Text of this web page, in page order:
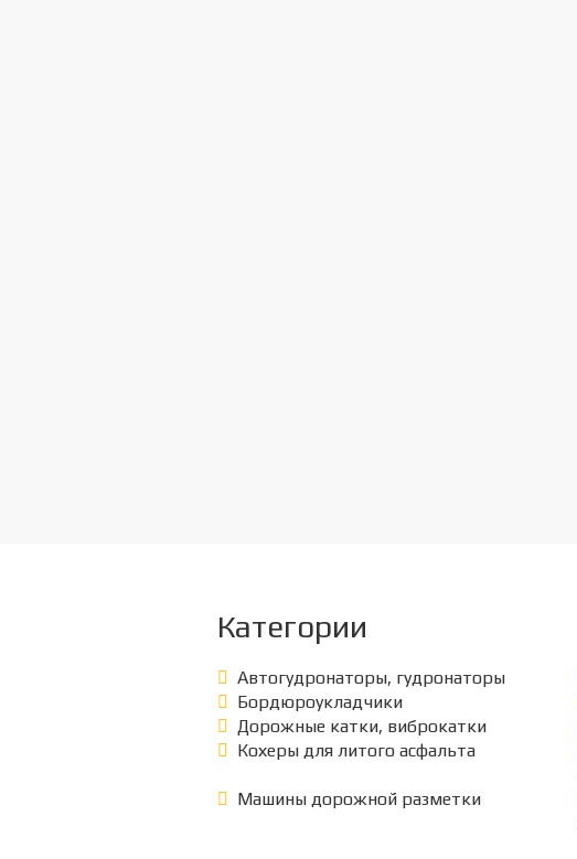
Категории
Автогудронаторы, гудронаторы
Бордюроукладчики
Дорожные катки, виброкатки
Кохеры для литого асфальта
Машины дорожной разметки